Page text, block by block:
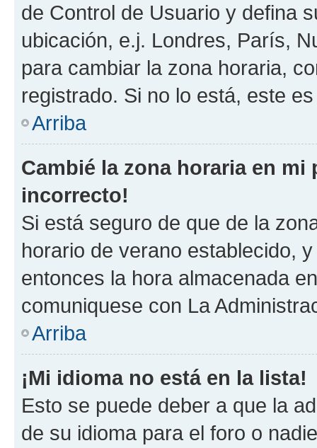
de Control de Usuario y defina
ubicación, e.j. Londres, París,
para cambiar la zona horaria,
registrado. Si no lo está, este
Arriba
Cambié la zona horaria en
incorrecto!
Si está seguro de que de la
horario de verano establecido,
entonces la hora almacenada
comuniquese con La
Arriba
¡Mi idioma no está en la lista!
Esto se puede deber a que la
de su idioma para el foro o